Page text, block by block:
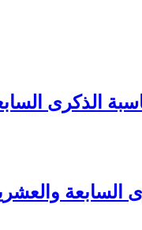
الذكرى
السابعة